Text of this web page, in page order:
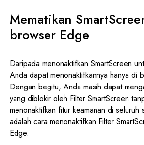
Mematikan
browser Edge
Daripada menonaktifkan SmartScreen
Anda dapat menonaktifkannya hanya di
Dengan begitu, Anda masih dapat
yang diblokir oleh Filter SmartScreen
menonaktifkan fitur keamanan di seluruh
adalah cara menonaktifkan Filter
Edge.